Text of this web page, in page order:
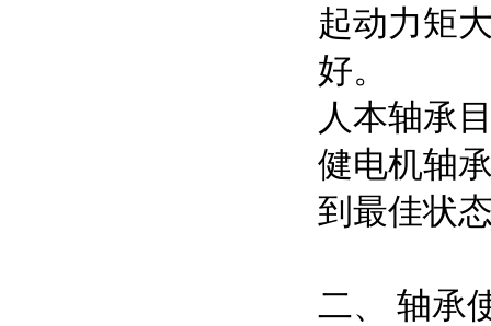
起动力矩
好。
人本轴承
健电机轴
到最佳状
二、 轴承